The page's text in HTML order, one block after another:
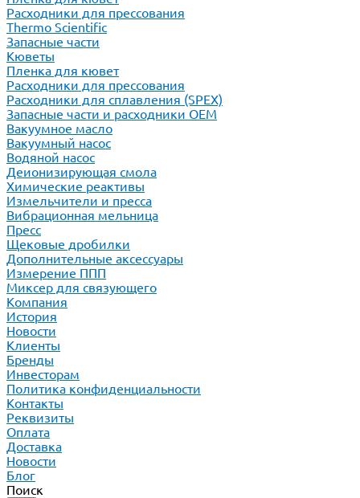
Расходники для прессования
Thermo Scientific
Запасные части
Кюветы
Пленка для кювет
Расходники для прессования
Расходники для сплавления (SPEX)
Запасные части и расходники ОЕМ
Вакуумное масло
Вакуумный насос
Водяной насос
Деионизирующая смола
Химические реактивы
Измельчители и пресса
Вибрационная мельница
Пресс
Щековые дробилки
Дополнительные аксессуары
Измерение ППП
Миксер для связующего
Компания
История
Новости
Клиенты
Бренды
Инвесторам
Политика конфиденциальности
Контакты
Реквизиты
Оплата
Доставка
Новости
Блог
Поиск